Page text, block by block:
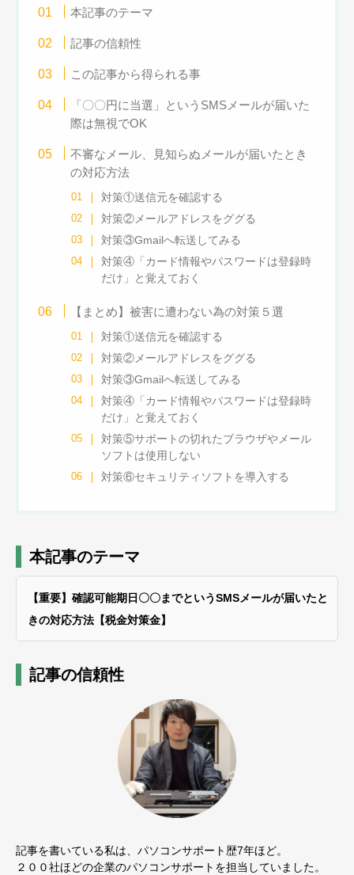
本記事のテーマ
記事の信頼性
この記事から得られる事
「〇〇円に当選」というSMSメールが届いた
際は無視でOK
不審なメール、見知らぬメールが届いたとき
の対応方法
対策①送信元を確認する
対策②メールアドレスをググる
対策③Gmailへ転送してみる
対策④「カード情報やパスワードは登録時
だけ」と覚えておく
【まとめ】被害に遭わない為の対策５選
対策①送信元を確認する
対策②メールアドレスをググる
対策③Gmailへ転送してみる
対策④「カード情報やパスワードは登録時
だけ」と覚えておく
対策⑤サポートの切れたブラウザやメール
ソフトは使用しない
対策⑥セキュリティソフトを導入する
本記事のテーマ
【重要】確認可能期日〇〇までというSMSメールが届いたと
きの対応方法【税金対策金】
記事の信頼性
記事を書いている私は、パソコンサポート歴7年ほど。
２００社ほどの企業のパソコンサポートを担当していました。